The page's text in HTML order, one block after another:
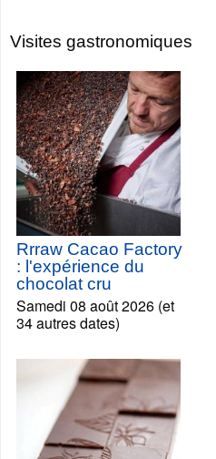
Visites gastronomiques
Rrraw Cacao Factory
: l'expérience du
chocolat cru
Samedi 08 août 2026 (et
34 autres dates)